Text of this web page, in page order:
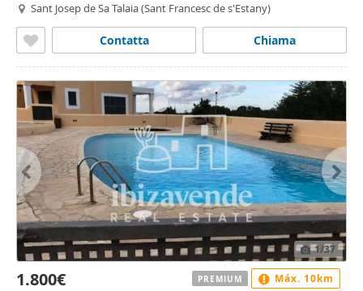
Sant Josep de Sa Talaia (Sant Francesc de s'Estany)
Chiama
Contatta
1/37
1.800€ PREMIUM Máx. 10km